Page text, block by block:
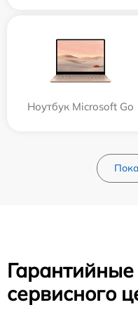
Ноутбук Microsoft Go
Гарантийные
сервисного